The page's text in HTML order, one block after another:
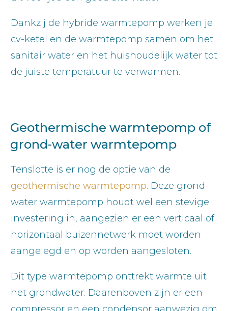
Dankzij de hybride warmtepomp werken je
cv-ketel en de warmtepomp samen om het
sanitair water en het huishoudelijk water tot
de juiste temperatuur te verwarmen.
Geothermische warmtepomp of
grond-water warmtepomp
Tenslotte is er nog de optie van de
geothermische warmtepomp. Deze grond-
water warmtepomp houdt wel een stevige
investering in, aangezien er een verticaal of
horizontaal buizennetwerk moet worden
aangelegd en op worden aangesloten.
Dit type warmtepomp onttrekt warmte uit
het grondwater. Daarenboven zijn er een